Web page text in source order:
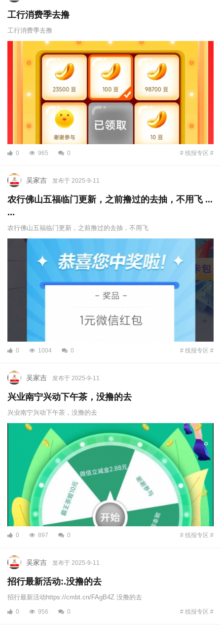
工行消费季去撸
工行消费季去撸
0 965 0 # 线报专区 #
吴家吉 发布于 2025-9-11
农行佛山五福临门更新，之前撸过的去抽，不用飞 ...
...
农行佛山五福临门更新，之前撸过的去抽，不用飞
0 1004 0 # 线报专区 #
吴家吉 发布于 2025-9-11
兴业南宁兴动下午茶，没撸的去
兴业南宁兴动下午茶，没撸的去
0 897 0 # 线报专区 #
吴家吉 发布于 2025-9-11
招行最新活动:.没撸的去
招行最新活动https://cmbt.cn/FAgB4Z 没撸的去
0 956 0 # 线报专区 #